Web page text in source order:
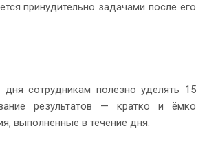
принудительно задачами после его
сотрудникам полезно уделять 15
результатов — кратко и ёмко
выполненные в течение дня.